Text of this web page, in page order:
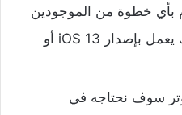
بأي خطوة من الموجودين
بالأسفل إلا إذا كان هاتفك يعمل بإصدار iOS 13 أو
سوف نحتاجه في